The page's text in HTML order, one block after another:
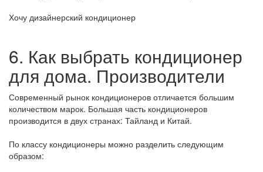
Хочу дизайнерский кондиционер
6. Как выбрать кондиционер
для дома. Производители
Современный рынок кондиционеров отличается большим
количеством марок. Большая часть кондиционеров
производится в двух странах: Тайланд и Китай.
По классу кондиционеры можно разделить следующим
образом: